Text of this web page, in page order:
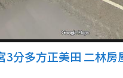
釋出
區域
3分多方正美田 二林房